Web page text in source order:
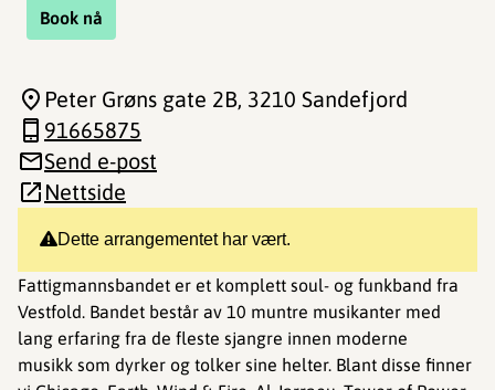
Book nå
Dette arrangementet har vært.
Fattigmannsbandet er et komplett soul- og funkband fra
Vestfold. Bandet består av 10 muntre musikanter med
lang erfaring fra de fleste sjangre innen moderne
musikk som dyrker og tolker sine helter. Blant disse finner
Peter Grøns gate 2B, 3210 Sandefjord
91665875
Send e-post
Nettside